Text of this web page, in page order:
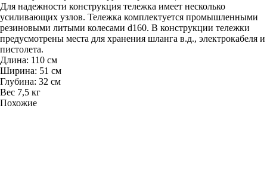
Для надежности конструкция тележка имеет несколько
усиливающих узлов. Тележка комплектуется промышленными
резиновыми литыми колесами d160. В конструкции тележки
предусмотрены места для хранения шланга в.д., электрокабеля и
пистолета.
Длина: 110 cм
Ширина: 51 cм
Глубина: 32 см
Вес 7,5 кг
Похожие